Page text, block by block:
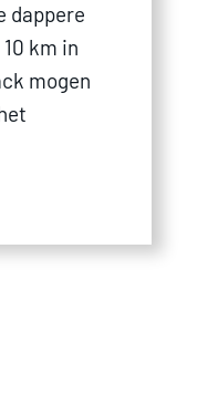
dappere
km in
mogen